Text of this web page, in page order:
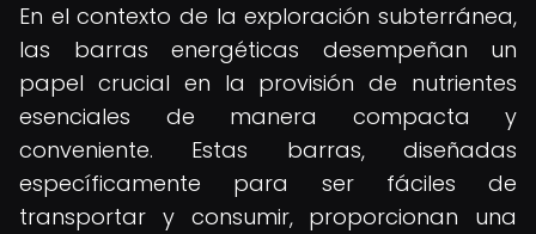
En el contexto de la exploración subterránea,
las barras energéticas desempeñan un
papel crucial en la provisión de nutrientes
esenciales de manera compacta y
conveniente. Estas barras, diseñadas
específicamente para ser fáciles de
transportar y consumir, proporcionan una